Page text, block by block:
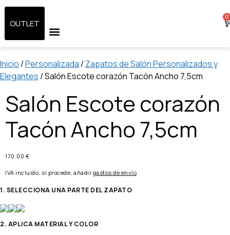
OUTLET
0
Inicio /Personalizada /Zapatos de Salón Personalizados y
Elegantes / Salón Escote corazón Tacón Ancho 7,5cm
Salón Escote corazón
Tacón Ancho 7,5cm
170.00 €
IVA incluido, si procede, añadir gastos de envío
1. SELECCIONA UNA PARTE DEL ZAPATO
2. APLICA MATERIAL Y COLOR